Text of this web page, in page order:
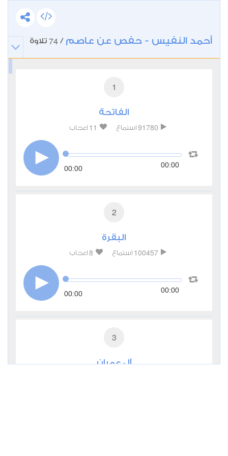
أحمد النفيس - حفص عن عاصم /
74 تلاوة
1
الفاتحة
91780 استماع 11 اعجاب
00:00 00:00
2
البقرة
100457 استماع 8 اعجاب
00:00 00:00
3
آل عمران